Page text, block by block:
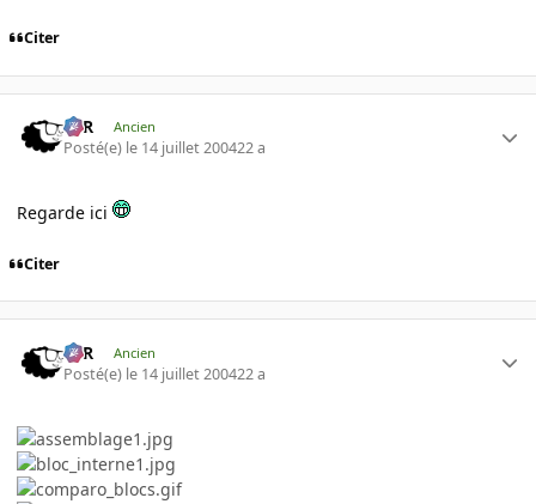
Citer
KzR Ancien
Posté(e) le 14 juillet 200422 a
Regarde ici
Citer
KzR Ancien
Posté(e) le 14 juillet 200422 a